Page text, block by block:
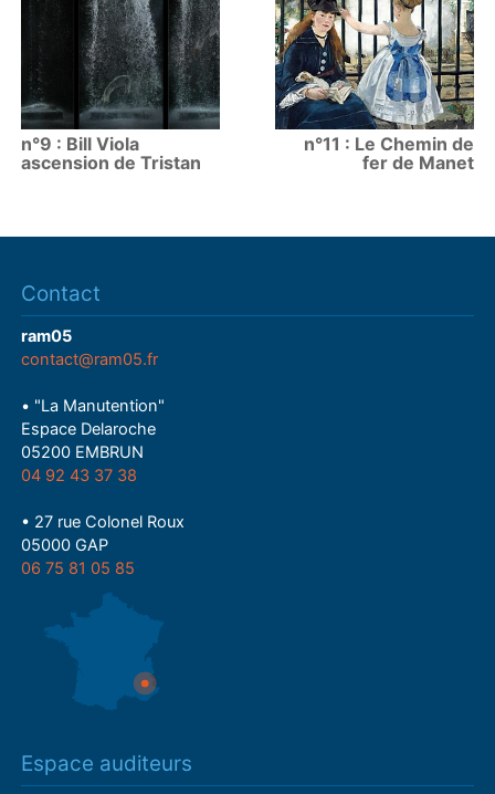
n°9 : Bill Viola
ascension de Tristan
n°11 : Le Chemin de
fer de Manet
Contact
ram05
contact@ram05.fr
• "La Manutention"
Espace Delaroche
05200 EMBRUN
04 92 43 37 38
• 27 rue Colonel Roux
05000 GAP
06 75 81 05 85
Espace auditeurs